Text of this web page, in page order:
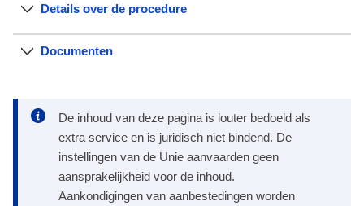
Details over de procedure
Documenten
De inhoud van deze pagina is louter bedoeld als
extra service en is juridisch niet bindend. De
instellingen van de Unie aanvaarden geen
aansprakelijkheid voor de inhoud.
Aankondigingen van aanbestedingen worden